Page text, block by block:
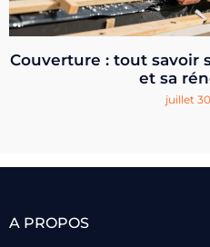
Couverture : tout savoir
et sa
juillet
A PROPOS